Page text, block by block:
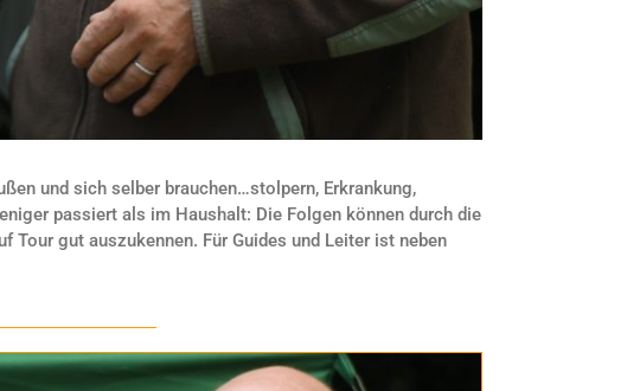
und sich selber brauchen…stolpern, Erkrankung,
passiert als im Haushalt: Die Folgen können durch die
gut auszukennen. Für Guides und Leiter ist neben